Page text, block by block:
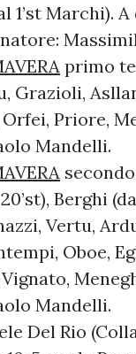
1’st Marchi).
primo
Grazioli,
Priore,
Mandelli.
Berghi
Vertu,
Oboe,
Mandelli.
Del Rio